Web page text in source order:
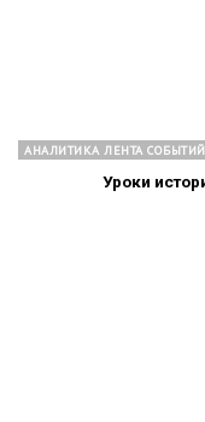
АНАЛИТИКА ЛЕНТА СОБЫТИЙ
Уроки